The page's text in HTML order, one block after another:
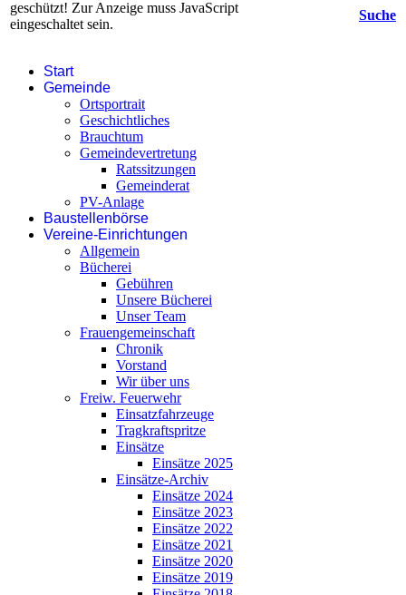
geschützt! Zur Anzeige muss JavaScript
eingeschaltet sein.
Suche
Start
Gemeinde
Ortsportrait
Geschichtliches
Brauchtum
Gemeindevertretung
Ratssitzungen
Gemeinderat
PV-Anlage
Baustellenbörse
Vereine-Einrichtungen
Allgemein
Bücherei
Gebühren
Unsere Bücherei
Unser Team
Frauengemeinschaft
Chronik
Vorstand
Wir über uns
Freiw. Feuerwehr
Einsatzfahrzeuge
Tragkraftspritze
Einsätze
Einsätze 2025
Einsätze-Archiv
Einsätze 2024
Einsätze 2023
Einsätze 2022
Einsätze 2021
Einsätze 2020
Einsätze 2019